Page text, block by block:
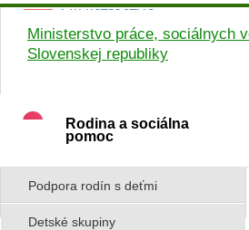
Ministerstvo práce, sociálnych
Slovenskej republiky
Rodina a sociálna
pomoc
Podpora rodín s deťmi
Detské skupiny